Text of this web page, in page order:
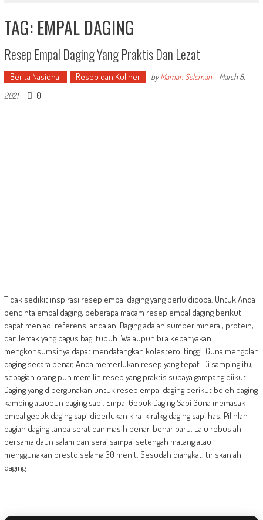
TAG: EMPAL DAGING
Resep Empal Daging Yang Praktis Dan Lezat
Berita Nasional Resep dan Kuliner byMaman Soleman- March 8,
2021
0
Tidak sedikit inspirasi resep empal daging yang perlu dicoba. Untuk Anda
pencinta empal daging, beberapa macam resep empal daging berikut
dapat menjadi referensi andalan. Daging adalah sumber mineral, protein,
dan lemak yang bagus bagi tubuh. Walaupun bila kebanyakan
mengkonsumsinya dapat mendatangkan kolesterol tinggi. Guna mengolah
daging secara benar, Anda memerlukan resep yang tepat. Di samping itu,
sebagian orang pun memilih resep yang praktis supaya gampang diikuti.
Daging yang dipergunakan untuk resep empal daging berikut boleh daging
kambing ataupun daging sapi. Empal Gepuk Daging Sapi Guna memasak
empal gepuk daging sapi diperlukan kira-kira1kg daging sapi has. Pilihlah
bagian daging tanpa serat dan masih benar-benar baru. Lalu rebuslah
bersama daun salam dan serai sampai setengah matang atau
menggunakan presto selama 30 menit. Sesudah diangkat, tiriskanlah
daging